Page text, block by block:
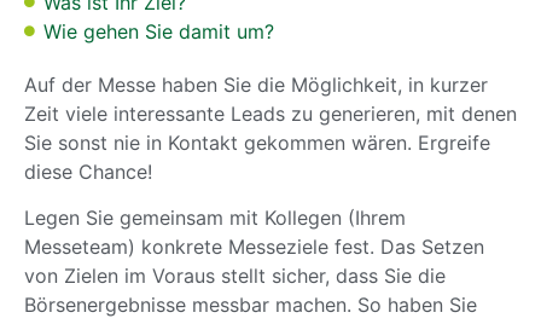
Wie gehen Sie damit um?
Auf der Messe haben Sie die Möglichkeit, in kurzer
Zeit viele interessante Leads zu generieren, mit denen
Sie sonst nie in Kontakt gekommen wären. Ergreife
diese Chance!
Legen Sie gemeinsam mit Kollegen (Ihrem
Messeteam) konkrete Messeziele fest. Das Setzen
von Zielen im Voraus stellt sicher, dass Sie die
Börsenergebnisse messbar machen. So haben Sie